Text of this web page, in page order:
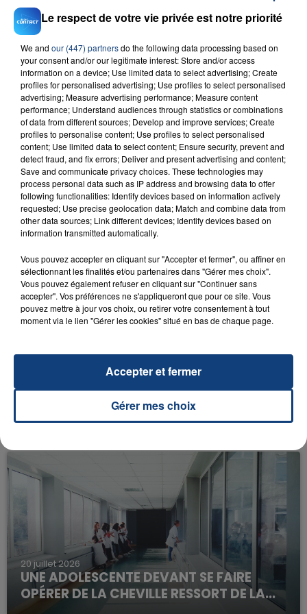
B.B
Save Me Tonight
JENNIFER LOPEZ & DAVID GUETTA
RADIO CONTACT
FIL D'ACTU
23 juillet 2026
INCENDIE MORTEL À LENS : UNE FEMME ET
SON BÉBÉ ENTRE LA VIE ET LA...
aspergé sa compagne et leur bébé de trois mois
d'un liquide inflammable.
20 juillet 2026
UNE ADOLESCENTE DEVANT SE FAIRE
OPÉRER DE LA CHEVILLE RESSORT DE LA...
Le respect de votre vie privée est notre priorité
We and our (447) partnersdo the following data processing based on
your consent and/or our legitimate interest: Store and/or access
information on a device; Use limited data to select advertising; Create
profiles for personalised advertising; Use profiles to select personalised
advertising; Measure advertising performance; Measure content
performance; Understand audiences through statistics or combinations
of data from different sources; Develop and improve services; Create
profiles to personalise content; Use profiles to select personalised
content; Use limited data to select content; Ensure security, prevent and
detect fraud, and fix errors; Deliver and present advertising and content;
Save and communicate privacy choices. These technologies may
process personal data such as IP address and browsing data to offer
following functionalities: Identify devices based on information actively
requested; Use precise geolocation data; Match and combine data from
other data sources; Link different devices; Identify devices based on
information transmitted automatically.
Vous pouvez accepter en cliquant sur "Accepter et fermer", ou affiner en
sélectionnant les finalités et/ou partenaires dans "Gérer mes choix".
Vous pouvez également refuser en cliquant sur "Continuer sans
accepter". Vos préférences ne s'appliqueront que pour ce site. Vous
pouvez mettre à jour vos choix, ou retirer votre consentement à tout
moment via le lien "Gérer les cookies" situé en bas de chaque page.
Gérer mes choix
Accepter et fermer